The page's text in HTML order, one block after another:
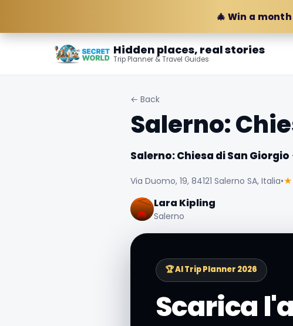
🎄 Win a
Hidden places, real stories
Trip Planner & Travel Guides
← Back
Salerno:
Salerno: Chiesa di San Giorgio
Via Duomo, 19, 84121 Salerno SA, Italia•
Lara Kipling
Salerno
🏆 AI Trip Planner 2026
Scarica